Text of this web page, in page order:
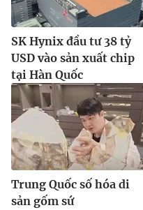
SK Hynix đầu tư 38 tỷ
USD vào sản xuất chip
tại Hàn Quốc
Trung Quốc số hóa di
sản gốm sứ